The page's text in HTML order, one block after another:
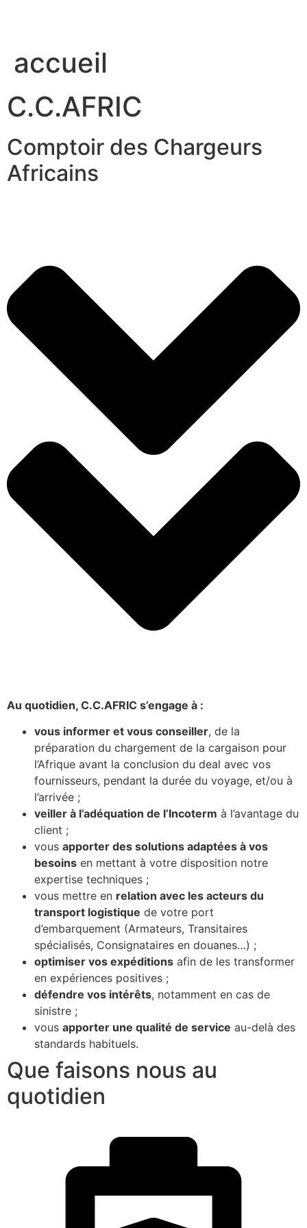
accueil
C.C.AFRIC
Comptoir des Chargeurs
Africains
Au quotidien, C.C.AFRIC s’engage à :
vous informer et vous conseiller, de la
préparation du chargement de la cargaison pour
l’Afrique avant la conclusion du deal avec vos
fournisseurs, pendant la durée du voyage, et/ou à
l’arrivée ;
veiller à l’adéquation de l’Incoterm à l’avantage du
client ;
vous apporter des solutions adaptées à vos
besoins en mettant à votre disposition notre
expertise techniques ;
vous mettre en relation avec les acteurs du
transport logistique de votre port
d’embarquement (Armateurs, Transitaires
spécialisés, Consignataires en douanes…) ;
optimiser vos expéditions afin de les transformer
en expériences positives ;
défendre vos intérêts, notamment en cas de
sinistre ;
vous apporter une qualité de service au-delà des
standards habituels.
Que faisons nous au
quotidien